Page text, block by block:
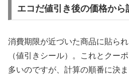
エコだ値引き後の価格から
消費期限が近づいた商品に貼ら
（値引きシール）。これとクー
多いのですが、計算の順番に決ま